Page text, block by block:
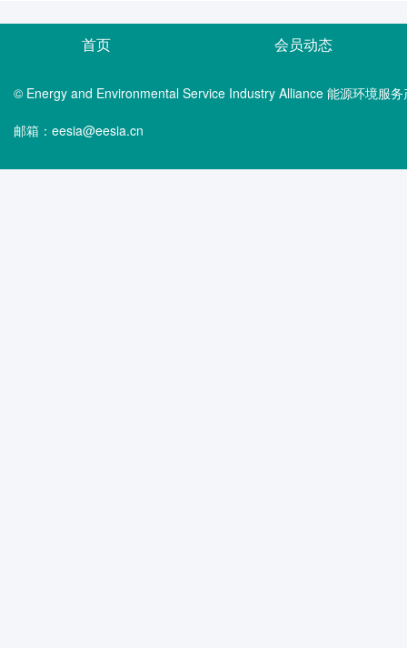
首页 会员动态
© Energy and Environmental Service Industry Alliance 能源环境服
邮箱：eesia@eesia.cn